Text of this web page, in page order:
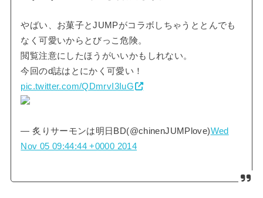
やばい、お菓子とJUMPがコラボしちゃうととんでも
なく可愛いからとびっこ危険。
閲覧注意にしたほうがいいかもしれない。
今回のd誌はとにかく可愛い！
pic.twitter.com/QDmrvI3IuG
— 炙りサーモンは明日BD(@chinenJUMPlove)Wed
Nov 05 09:44:44 +0000 2014